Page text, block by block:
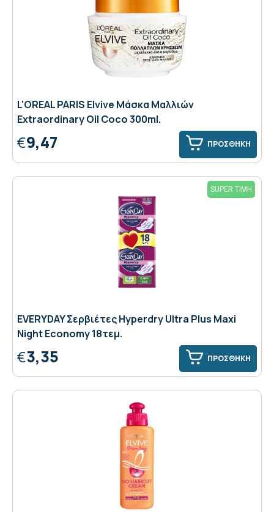
L'OREAL PARIS Elvive Mάσκα Μαλλιών
Εxtraordinary Oil Coco 300ml.
€9,47 ΠΡΟΣΘΗΚΗ
SUPER ΤΙΜΗ
EVERYDAY Σερβιέτες Hyperdry Ultra Plus Maxi
Night Economy 18τεμ.
€3,35 ΠΡΟΣΘΗΚΗ